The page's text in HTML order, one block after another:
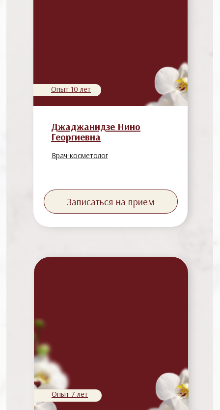
Опыт 7 лет
Джаджанидзе Нино
Георгиевна
Врач-косметолог
Опыт 10 лет
Записаться на прием